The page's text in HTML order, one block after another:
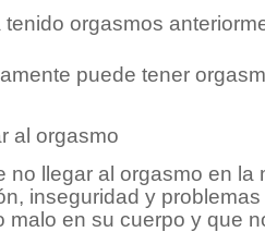
orgasmos
puede tener
al orgasmo
no llegar al orgasmo en
inseguridad y
en su cuerpo y que